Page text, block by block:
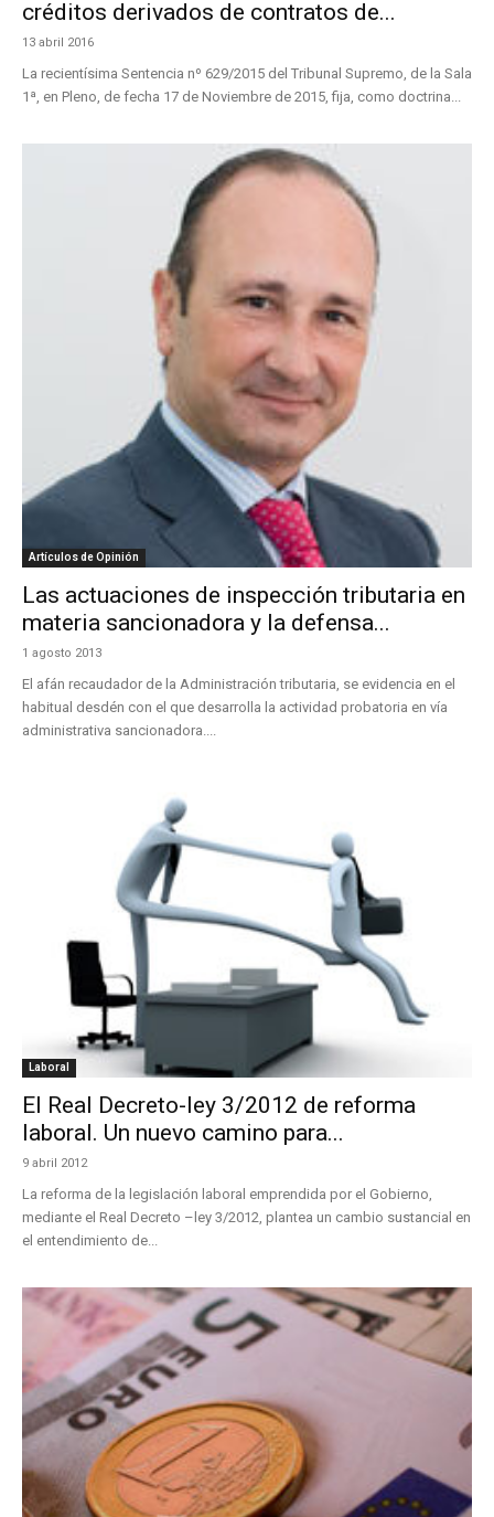
créditos derivados de contratos de...
13 abril 2016
La recientísima Sentencia nº 629/2015 del Tribunal Supremo, de la Sala
1ª, en Pleno, de fecha 17 de Noviembre de 2015, fija, como doctrina...
Artículos de Opinión
Las actuaciones de inspección tributaria en
materia sancionadora y la defensa...
1 agosto 2013
El afán recaudador de la Administración tributaria, se evidencia en el
habitual desdén con el que desarrolla la actividad probatoria en vía
administrativa sancionadora....
Laboral
El Real Decreto-ley 3/2012 de reforma
laboral. Un nuevo camino para...
9 abril 2012
La reforma de la legislación laboral emprendida por el Gobierno,
mediante el Real Decreto –ley 3/2012, plantea un cambio sustancial en
el entendimiento de...